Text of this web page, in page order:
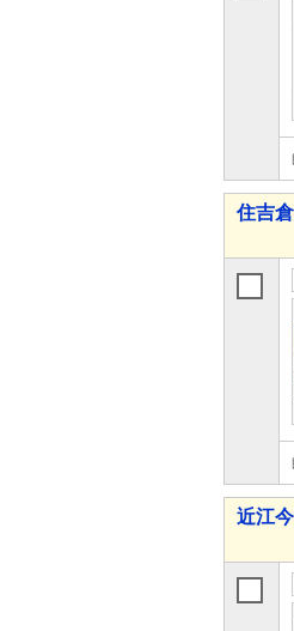
住吉
近江